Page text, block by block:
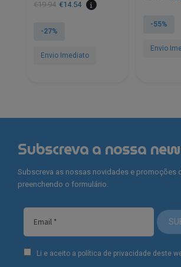
€19.94
O
original
€19.94.
€14.54
O
atual
€14.54.
-27%
Envio Imediato
original
€21.51.
atual
€9.68.
-55%
Envio
Subscreva a nossa
Subscreva as nossas novidades e promoções
preenchendo o formulário.
Li e aceito a política de privacidade deste